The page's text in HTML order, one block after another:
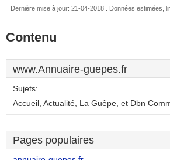
Dernière mise à jour: 21-04-2018 . Données estimées,
Contenu
www.Annuaire-guepes.fr
Sujets:
Accueil, Actualité, La Guêpe, et Dbn
Pages populaires